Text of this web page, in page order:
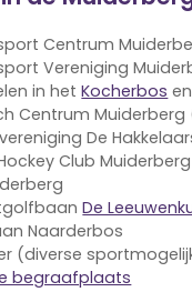
jij jouw huis renoveren? Geen
diensten
het overzicht van alle
PUUR*
Centrum
Vereniging
in hetKocherbos
Centrum
De
Club Muiderberg
De
Naarderbos
(diverse
begraafplaats